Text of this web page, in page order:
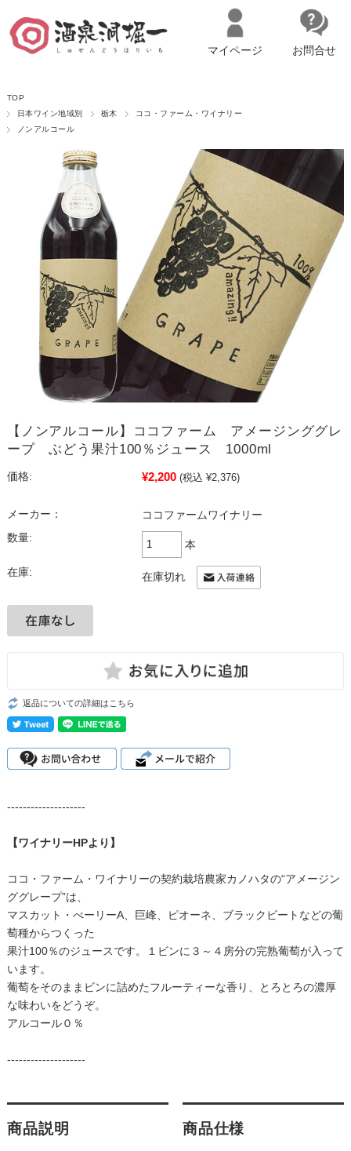
マイページへログイン
マイページ お問合せ
TOP
日本ワイン地域別
栃木
ココ・ファーム・ワイナリー
ノンアルコール
【ノンアルコール】ココファーム アメージンググレ
ープ ぶどう果汁100％ジュース 1000ml
価格: ¥2,200 (税込 ¥2,376)
メーカー：
ココファームワイナリー
数量:
本
在庫: 在庫切れ
返品についての詳細はこちら
--------------------
【ワイナリーHPより】
ココ・ファーム・ワイナリーの契約栽培農家カノハタの“アメージン
ググレープ”は、
マスカット・べーリーA、巨峰、ピオーネ、ブラックビートなどの葡
萄種からつくった
果汁100％のジュースです。１ビンに３～４房分の完熟葡萄が入って
います。
葡萄をそのままビンに詰めたフルーティーな香り、とろとろの濃厚
な味わいをどうぞ。
アルコール０％
--------------------
商品説明 商品仕様